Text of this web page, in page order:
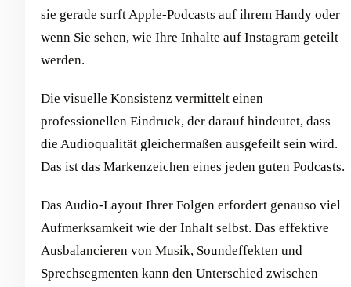
sie gerade surft Apple-Podcasts auf ihrem Handy oder
wenn Sie sehen, wie Ihre Inhalte auf Instagram geteilt
werden.
Die visuelle Konsistenz vermittelt einen
professionellen Eindruck, der darauf hindeutet, dass
die Audioqualität gleichermaßen ausgefeilt sein wird.
Das ist das Markenzeichen eines jeden guten Podcasts.
Das Audio-Layout Ihrer Folgen erfordert genauso viel
Aufmerksamkeit wie der Inhalt selbst. Das effektive
Ausbalancieren von Musik, Soundeffekten und
Sprechsegmenten kann den Unterschied zwischen